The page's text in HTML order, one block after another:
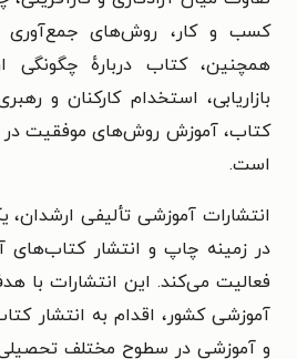
کسب و کار، روش‌های جمع‌آوری
همچنین، کتاب دربارهٔ چگونگی
بازاریابی، استخدام کارکنان و
کتاب، آموزش روش‌های موفقیت در
است.
انتشارات آموزشی تألیفی
در زمینه چاپ و انتشار
فعالیت می‌کند. این انتشارات با
آموزشی کشور، اقدام به انتشار
و آموزشی در سطوح مختلف